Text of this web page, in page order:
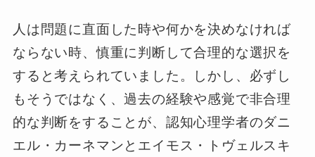
人は問題に直面した時や何かを決めなければ
ならない時、慎重に判断して合理的な選択を
すると考えられていました。しかし、必ずし
もそうではなく、過去の経験や感覚で非合理
的な判断をすることが、認知心理学者のダニ
エル・カーネマンとエイモス・トヴェルスキ